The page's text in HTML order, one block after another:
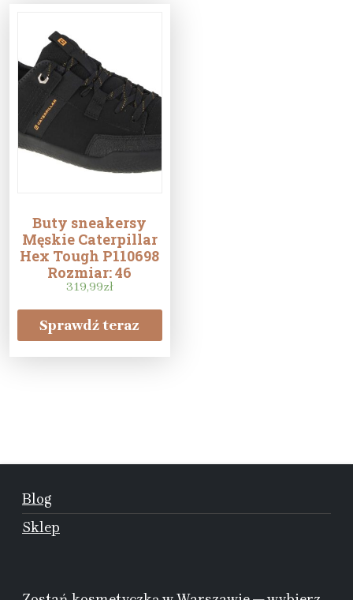
Buty sneakersy
Męskie Caterpillar
Hex Tough P110698
Rozmiar: 46
319,99zł
Sprawdź teraz
Blog
Sklep